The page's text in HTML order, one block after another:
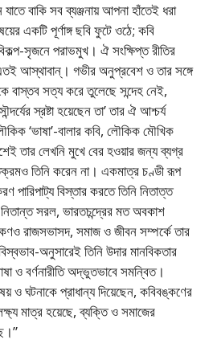
বাকি সব ব্যঞ্জনায় আপনা হাঁতেই ধরা
একটি পূর্ণাঙ্গ ছবি ফুটে ওঠে; কবি
সৃজনে পরাভমুখ। ঐ সংক্ষিপ্ত রীতির
এতই আস্থাবান্। গভীর অনুপ্রবেশ ও তার সঙ্গে
বাস্তব সত্য করে তুলেছে সন্দেহ নেই,
স্রষ্টা হয়েছেন তা’ তার ঐ আশ্চর্য
‘ভাষা’-বালার কবি, লৌকিক মৌখিক
তার লেখনি মুখে বের হওয়ার জন্য ব্যগ্র
তিনি করেন না। একমাত্র চণ্ডী রূপ
পারিপাট্য বিস্তার করতে তিনি নিতাত্ত
নিতান্ত সরল, ভারতচন্দ্রের মত অবকাশ
রাজসভাসদ, সমাজ ও জীবন সম্পর্কে তার
অনুসারেই তিনি উদার মানবিকতার
ও বর্ণনারীতি অদ্ভুতভাবে সমন্বিত।
ও ঘটনাকে প্রাধান্য দিয়েছেন, কবিবঙ্কণের
মাত্র হয়েছে, ব্যক্তি ও সমাজের